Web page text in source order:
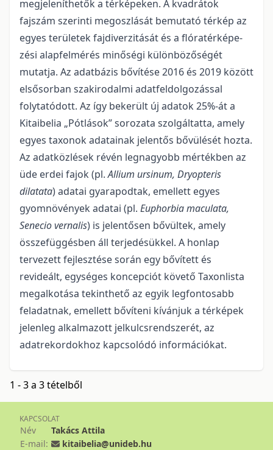
megjeleníthetők a térképeken. A kvad­rátok
fajszám szerinti megoszlását bemutató térkép az
egyes területek fajdiverzitását és a fló­ra­tér­ké­pe­
zési alapfelmérés minőségi különbözőségét
mutatja. Az adatbázis bővítése 2016 és 2019 között
első­sor­ban szakirodalmi adatfeldolgozással
folytatódott. Az így bekerült új adatok 25%-át a
Kitaibelia „Pótlások” sorozata szolgáltatta, amely
egyes taxonok adatainak jelentős bővülését hozta.
Az adatközlések révén leg­na­gyobb mértékben az
üde erdei fajok (pl.Allium ursinum, Dryopteris
dilatata) adatai gyarapodtak, emellett egyes
gyomnövények adatai (pl. Euphorbia maculata,
Senecio vernalis) is jelentősen bővültek, amely
összefüggésben áll terjedésükkel. A honlap
tervezett fejlesztése során egy bővített és
revideált, egy­sé­ges koncepciót követő Taxonlista
megalkotása tekinthető az egyik legfontosabb
feladatnak, emellett bő­ví­teni kívánjuk a térképek
jelenleg alkalmazott jelkulcsrendszerét, az
adatrekordokhoz kapcsolódó in­for­má­ciókat.
1 - 3 a 3 tételből
KAPCSOLAT
Név
Takács Attila
E-mail:
kitaibelia@unideb.hu